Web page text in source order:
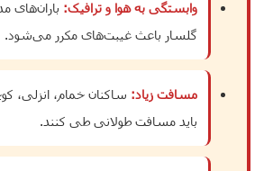
وابستگی به هوا و ترافیک: باران‌های
گلسار باعث غیبت‌های مکرر می‌شود.
مسافت زیاد: ساکنان خمام، انزلی،
باید مسافت طولانی طی کنند.